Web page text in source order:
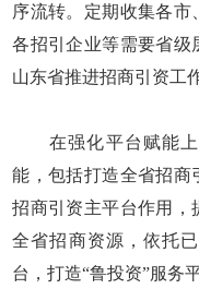
序流转。定期收集各市
各招引企业等需要省级
山东省推进招商引资工
在强化平台赋能上
能，包括打造全省招商
招商引资主平台作用，
全省招商资源，依托
台，打造“鲁投资”服务平